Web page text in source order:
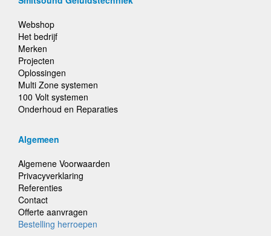
Webshop
Het bedrijf
Merken
Projecten
Oplossingen
Multi Zone systemen
100 Volt systemen
Onderhoud en Reparaties
Algemeen
Algemene Voorwaarden
Privacyverklaring
Referenties
Contact
Offerte aanvragen
Bestelling herroepen